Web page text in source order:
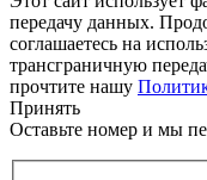
передачу данных.
соглашаетесь на
трансграничную
прочтите нашу
Принять
Оставьте номер и мы